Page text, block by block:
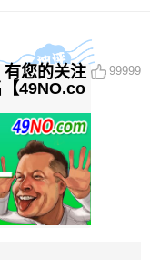
您的关注
49NO.co
99999